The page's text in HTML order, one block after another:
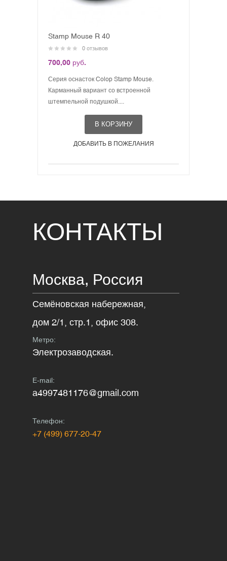
Stamp Mouse R 40
0 отзывов
700,00 руб.
Серия оснасток Colop Stamp Mouse.
Карманный вариант со встроенной
штемпельной подушкой....
В КОРЗИНУ
ДОБАВИТЬ В ПОЖЕЛАНИЯ
КОНТАКТЫ
Москва, Россия
Семёновская набережная,
дом 2/1, стр.1, офис 308.
Метро:
Электрозаводская.
E-mail:
a4997481176@gmail.com
Телефон:
+7 (499) 677-20-47